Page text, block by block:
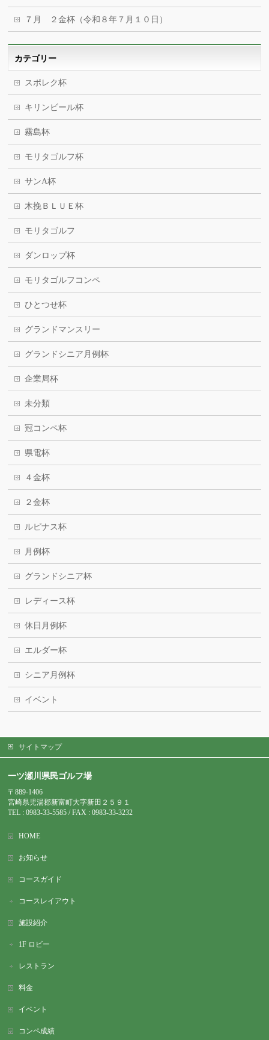
７月 ２金杯（令和８年７月１０日）
カテゴリー
スポレク杯
キリンビール杯
霧島杯
モリタゴルフ杯
サンA杯
木挽ＢＬＵＥ杯
モリタゴルフ
ダンロップ杯
モリタゴルフコンペ
ひとつせ杯
グランドマンスリー
グランドシニア月例杯
企業局杯
未分類
冠コンペ杯
県電杯
４金杯
２金杯
ルピナス杯
月例杯
グランドシニア杯
レディース杯
休日月例杯
エルダー杯
シニア月例杯
イベント
サイトマップ
一ツ瀬川県民ゴルフ場
〒889-1406
宮崎県児湯郡新富町大字新田２５９１
TEL : 0983-33-5585 / FAX : 0983-33-3232
HOME
お知らせ
コースガイド
コースレイアウト
施設紹介
1F ロビー
レストラン
料金
イベント
コンペ成績